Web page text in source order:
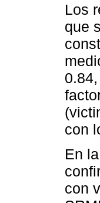
Los
que
con
En
con